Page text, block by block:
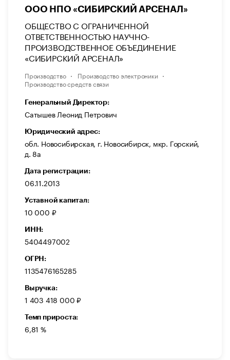
ООО НПО «СИБИРСКИЙ АРСЕНАЛ»
ОБЩЕСТВО С ОГРАНИЧЕННОЙ
ОТВЕТСТВЕННОСТЬЮ НАУЧНО-
ПРОИЗВОДСТВЕННОЕ ОБЪЕДИНЕНИЕ
«СИБИРСКИЙ АРСЕНАЛ»
Производство
Производство электроники
Производство средств связи
Генеральный Директор:
Сатышев Леонид Петрович
Юридический адрес:
обл. Новосибирская, г. Новосибирск, мкр. Горский,
д. 8а
Дата регистрации:
06.11.2013
Уставной капитал:
10 000 ₽
ИНН:
5404497002
ОГРН:
1135476165285
Выручка:
1 403 418 000 ₽
Темп прироста:
6,81 %